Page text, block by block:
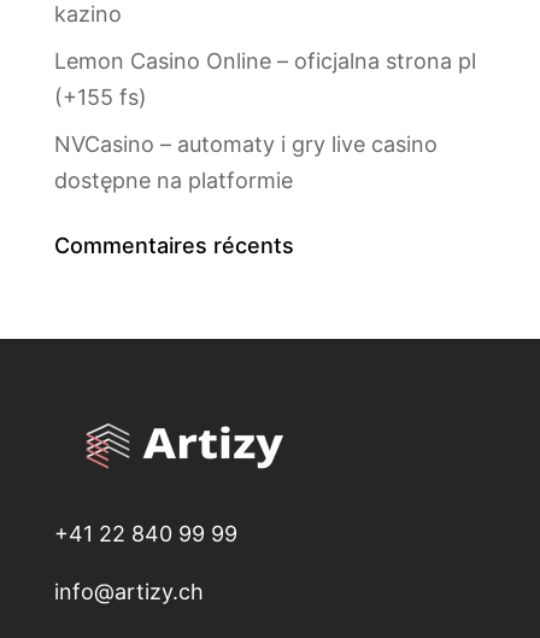
kazino
Lemon Casino Online – oficjalna strona pl
(+155 fs)
NVCasino – automaty i gry live casino
dostępne na platformie
Commentaires récents
+41 22 840 99 99
info@artizy.ch